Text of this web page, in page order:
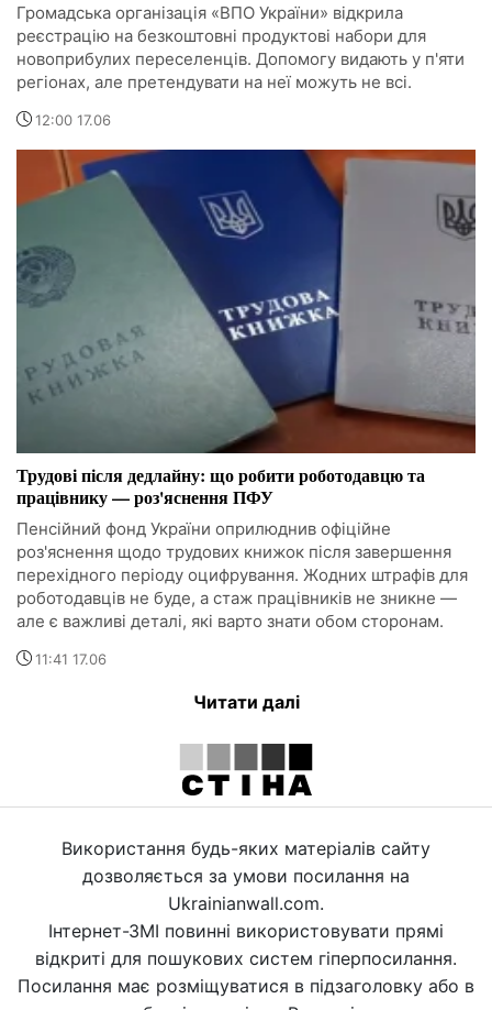
Громадська організація «ВПО України» відкрила
реєстрацію на безкоштовні продуктові набори для
новоприбулих переселенців. Допомогу видають у п'яти
регіонах, але претендувати на неї можуть не всі.
12:00 17.06
Трудові після дедлайну: що робити роботодавцю та
працівнику — роз'яснення ПФУ
Пенсійний фонд України оприлюднив офіційне
роз'яснення щодо трудових книжок після завершення
перехідного періоду оцифрування. Жодних штрафів для
роботодавців не буде, а стаж працівників не зникне —
але є важливі деталі, які варто знати обом сторонам.
11:41 17.06
Читати далі
Використання будь-яких матеріалів сайту
дозволяється за умови посилання на
Ukrainianwall.com.
Інтернет-ЗМІ повинні використовувати прямі
відкриті для пошукових систем гіперпосилання.
Посилання має розміщуватися в підзаголовку або в